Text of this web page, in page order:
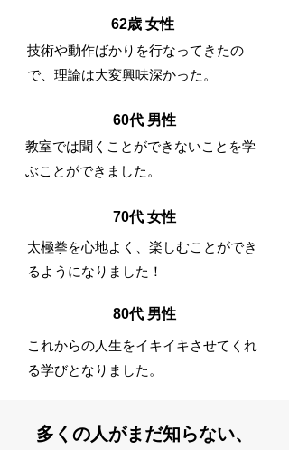
62歳 女性
技術や動作ばかりを行なってきたの
で、理論は大変興味深かった。
60代 男性
教室では聞くことができないことを学
ぶことができました。
70代 女性
太極拳を心地よく、楽しむことができ
るようになりました！
80代 男性
​これからの人生をイキイキさせてくれ
る学びとなりました。
多くの人がまだ知らない、